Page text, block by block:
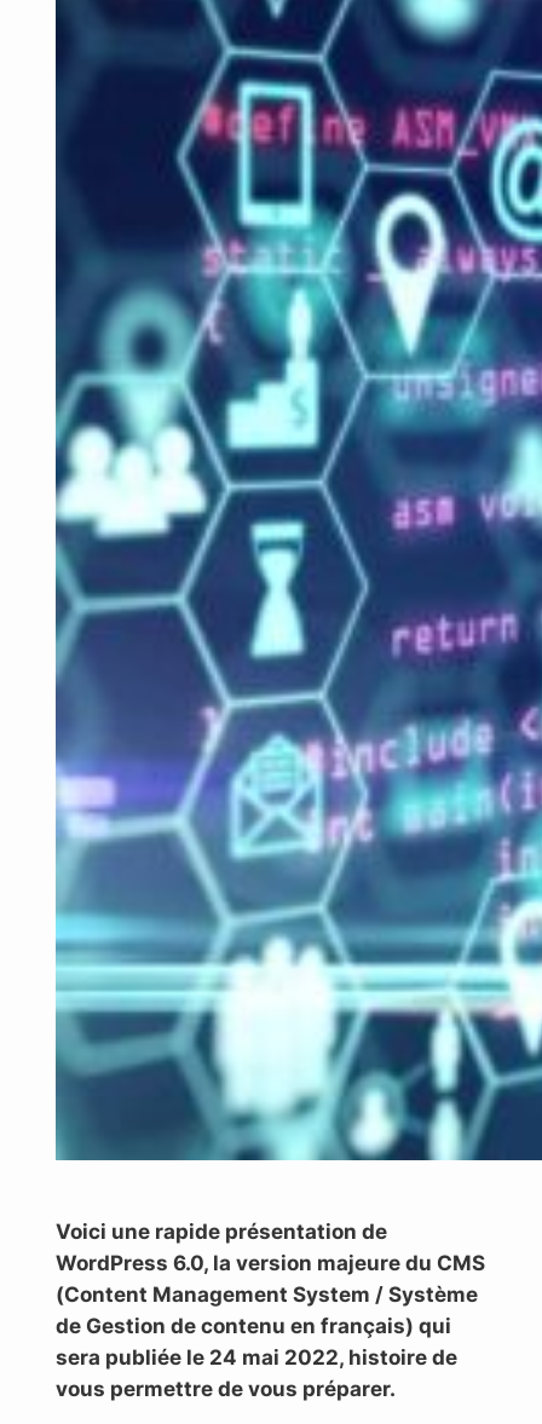
Voici une rapide présentation de
WordPress 6.0, la version majeure du CMS
(Content Management System / Système
de Gestion de contenu en français) qui
sera publiée le 24 mai 2022, histoire de
vous permettre de vous préparer.